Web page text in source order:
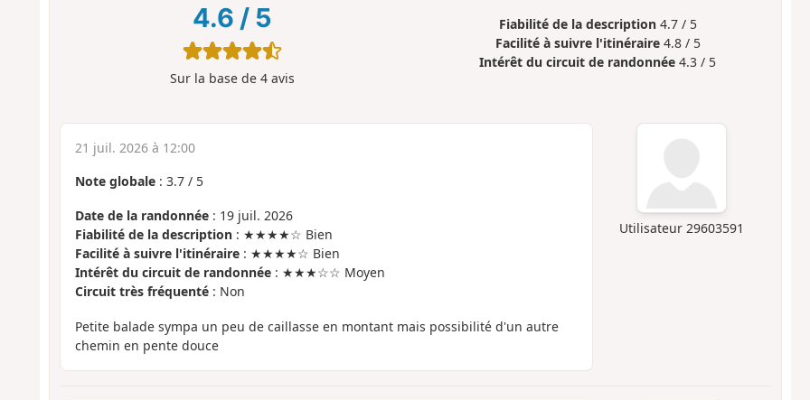
4.6 / 5
Sur la base de 4avis
Fiabilité de la description 4.7 / 5
Facilité à suivre l'itinéraire 4.8 / 5
Intérêt du circuit de randonnée 4.3 / 5
Utilisateur 29603591
21 juil. 2026 à 12:00
Note globale: 3.7/ 5
Date de la randonnée: 19 juil. 2026
Fiabilité de la description: ★★★★☆ Bien
Facilité à suivre l'itinéraire: ★★★★☆ Bien
Intérêt du circuit de randonnée: ★★★☆☆ Moyen
Circuit très fréquenté: Non
Petite balade sympa un peu de caillasse en montant mais possibilité d'un autre
chemin en pente douce